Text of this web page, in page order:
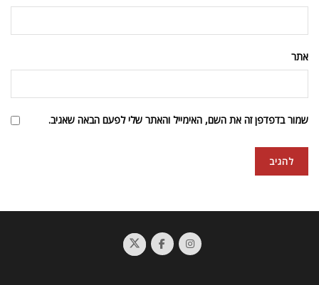
אתר
שמור בדפדפן זה את השם, האימייל והאתר שלי לפעם הבאה שאגיב.